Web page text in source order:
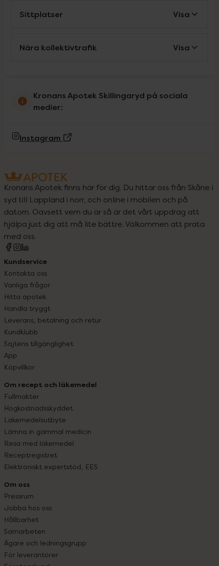
Sittplatser Visa
Nära kollektivtrafik Visa
Kronans Apotek Skillingaryd på sociala
medier:
Instagram
Kronans Apotek finns här för dig. Du hittar oss från Skåne i
syd till Lappland i norr, och online i mobilen och på
datorn. Oavsett vem du är så är det vårt uppdrag att
hjälpa just dig att må lite bättre. Välkommen att prata
med oss.
Kundservice
Kontakta oss
Vanliga frågor
Hitta apotek
Handla tryggt
Leverans, betalning och retur
Kundklubb
Sajtens tillgänglighet
App
Köpvillkor
Om recept och läkemedel
Fullmakter
Högkostnadsskyddet
Läkemedelsutbyte
Lämna in gammal medicin
Resa med läkemedel
Receptregistret
Elektroniskt expertstöd, EES
Om oss
Pressrum
Jobba hos oss
Hållbarhet
Samarbeten
Ägare och ledningsgrupp
För leverantörer